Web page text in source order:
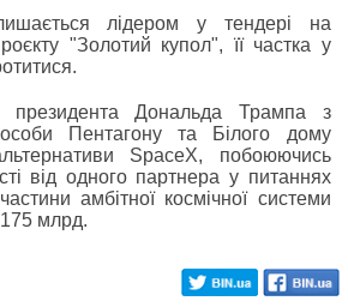
лідером у тендері на
"Золотий купол", її частка у
Дональда Трампа з
Пентагону та Білого дому
SpaceX, побоюючись
від одного партнера у питаннях
амбітної космічної системи
млрд.